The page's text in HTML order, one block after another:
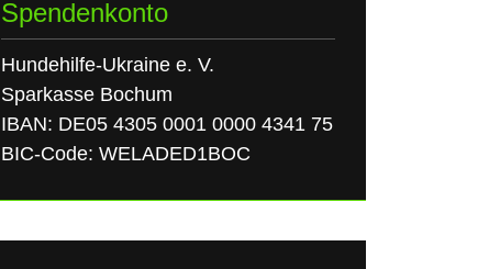
Spendenkonto
Hundehilfe-Ukraine e. V.
Sparkasse Bochum
IBAN: DE05 4305 0001 0000 4341 75
BIC-Code: WELADED1BOC